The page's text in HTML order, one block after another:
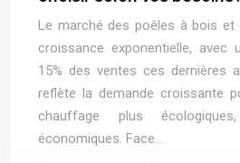
Le marché des poêles à bois et
croissance exponentielle, avec
15% des ventes ces dernières
reflète la demande croissante
chauffage plus
économiques. Face…